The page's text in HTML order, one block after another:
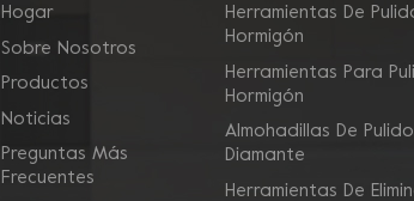
Hogar
Sobre Nosotros
Productos
Noticias
Preguntas Más
Frecuentes
Herramientas De
Hormigón
Herramientas Para
Hormigón
Almohadillas De
Diamante
Herramientas De